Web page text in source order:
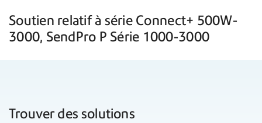
Soutien relatif à série Connect+ 500W-
3000, SendPro P Série 1000-3000
Trouver des solutions